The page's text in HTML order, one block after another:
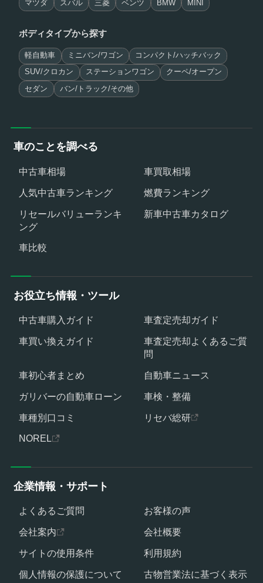
マツダ スバル 三菱 ベンツ BMW MINI
ボディタイプから探す
軽自動車 ミニバン/ワゴン コンパクト/ハッチバック
SUV/クロカン ステーションワゴン クーペ/オープン
セダン バン/トラック/その他
車のことを調べる
中古車相場
車買取相場
人気中古車ランキング
燃費ランキング
リセールバリューランキ
ング
新車中古車カタログ
車比較
お役立ち情報・ツール
中古車購入ガイド
車査定売却ガイド
車買い換えガイド
車査定売却よくあるご質
問
車初心者まとめ
自動車ニュース
ガリバーの自動車ローン
車検・整備
車種別口コミ
リセバ総研
NOREL
企業情報・サポート
よくあるご質問
お客様の声
会社案内
会社概要
サイトの使用条件
利用規約
個人情報の保護について
古物営業法に基づく表示